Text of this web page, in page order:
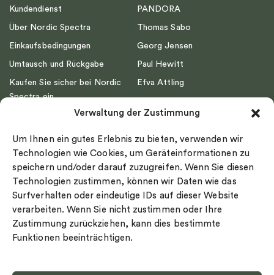
Verwaltung der Zustimmung
Um Ihnen ein gutes Erlebnis zu bieten, verwenden wir
Technologien wie Cookies, um Geräteinformationen zu
speichern und/oder darauf zuzugreifen. Wenn Sie diesen
Technologien zustimmen, können wir Daten wie das
Surfverhalten oder eindeutige IDs auf dieser Website
verarbeiten. Wenn Sie nicht zustimmen oder Ihre
Zustimmung zurückziehen, kann dies bestimmte
Funktionen beeinträchtigen.
Kundendienst
Über Nordic Spectra
Einkaufsbedingungen
Umtausch und Rückgabe
Kaufen Sie sicher bei Nordic
Spectra ein
Impressum
Ringgröße
Widerrufsrecht
Cookie-policy
Sekretesspolicy
PANDORA
Thomas Sabo
Georg Jensen
Paul Hewitt
Efva Attling
Drakenberg Sjölin
Nordic Spectra